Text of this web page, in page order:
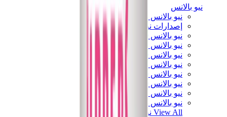
نيو بالانس
نيو بالانس الأكثر مبيعاً
إصدارات نيو بالانس الجديدة
نيو بالانس 550
نيو بالانس 2002R
نيو بالانس 9060
نيو بالانس 1906D
نيو بالانس 530
نيو بالانس 990
نيو بالانس 650R
نيو بالانس 993
View All نيو بالانس